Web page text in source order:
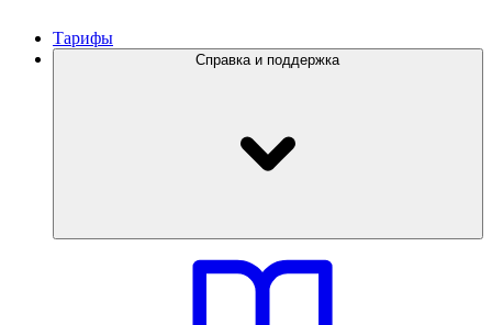
Тарифы
Справка и поддержка